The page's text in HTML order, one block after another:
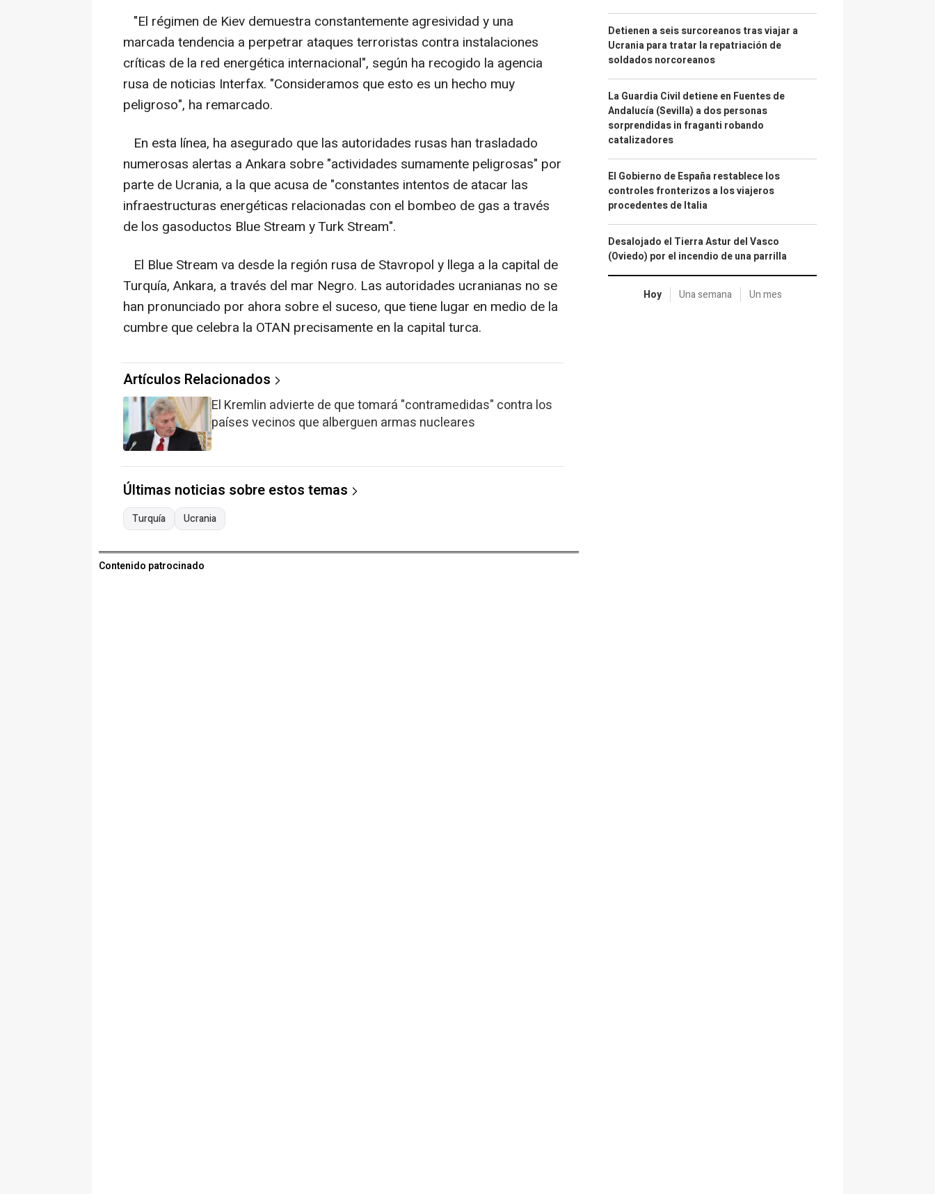
"El régimen de Kiev demuestra constantemente agresividad y una
marcada tendencia a perpetrar ataques terroristas contra instalaciones
críticas de la red energética internacional", según ha recogido la agencia
rusa de noticias Interfax. "Consideramos que esto es un hecho muy
peligroso", ha remarcado.
En esta línea, ha asegurado que las autoridades rusas han trasladado
numerosas alertas a Ankara sobre "actividades sumamente peligrosas" por
parte de Ucrania, a la que acusa de "constantes intentos de atacar las
infraestructuras energéticas relacionadas con el bombeo de gas a través
de los gasoductos Blue Stream y Turk Stream".
El Blue Stream va desde la región rusa de Stavropol y llega a la capital de
Turquía, Ankara, a través del mar Negro. Las autoridades ucranianas no se
han pronunciado por ahora sobre el suceso, que tiene lugar en medio de la
cumbre que celebra la OTAN precisamente en la capital turca.
Artículos Relacionados
El Kremlin advierte de que tomará "contramedidas" contra los
países vecinos que alberguen armas nucleares
Últimas noticias sobre estos temas
Turquía Ucrania
Contenido patrocinado
Detienen a seis surcoreanos tras viajar a
Ucrania para tratar la repatriación de
soldados norcoreanos
La Guardia Civil detiene en Fuentes de
Andalucía (Sevilla) a dos personas
sorprendidas in fraganti robando
catalizadores
El Gobierno de España restablece los
controles fronterizos a los viajeros
procedentes de Italia
Desalojado el Tierra Astur del Vasco
(Oviedo) por el incendio de una parrilla
Hoy Una semana Un mes